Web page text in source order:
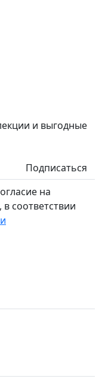
и выгодные
Подписаться
на
соответствии